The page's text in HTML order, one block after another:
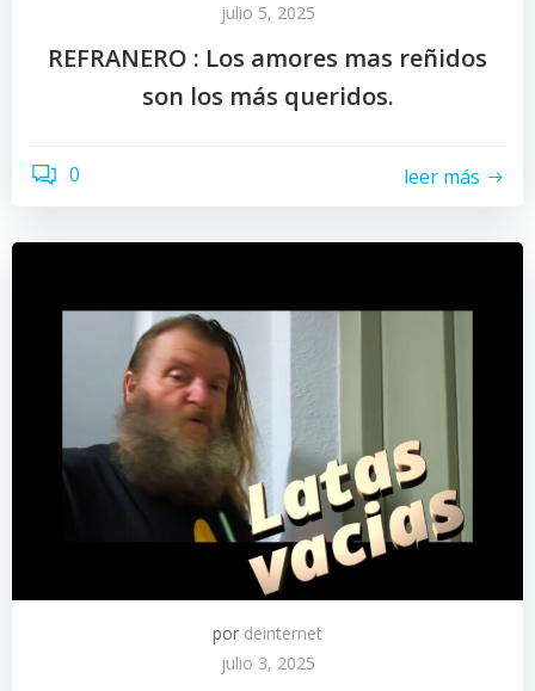
julio 5, 2025
REFRANERO : Los amores mas reñidos
son los más queridos.
0 leer más
por deinternet
julio 3, 2025